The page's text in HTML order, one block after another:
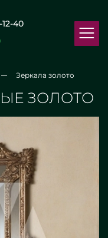
40
Зеркала золото
ЗОЛОТО